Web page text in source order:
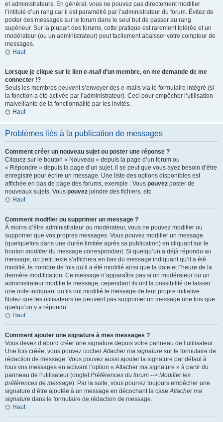
et administrateurs. En général, vous ne pouvez pas directement modifier
l’intitulé d’un rang car il est paramétré par l’administrateur du forum. Évitez de
poster des messages sur le forum dans le seul but de passer au rang
supérieur. Sur la plupart des forums, cette pratique est rarement tolérée et un
modérateur (ou un administrateur) peut facilement abaisser votre compteur de
messages.
Haut
Lorsque je clique sur le lien e-maild’un membre, on me demande de me
connecter !?
Seuls les membres peuvent s’envoyer des e-mails via le formulaire intégré (si
la fonction a été activée par l’administrateur). Ceci pour empêcher l’utilisation
malveillante de la fonctionnalité par les invités.
Haut
Problèmes liés à la publication de messages
Comment créer un nouveau sujet ou poster une réponse ?
Cliquez sur le bouton « Nouveau » depuis la page d’un forum ou
« Répondre » depuis la page d’un sujet. Il se peut que vous ayez besoin d’être
enregistré pour écrire un message. Une liste des options disponibles est
affichée en bas de page des forums, exemple : Vous pouvez poster de
nouveaux sujets, Vous pouvez joindre des fichiers, etc.
Haut
Comment modifier ou supprimer un message ?
À moins d’être administrateur ou modérateur, vous ne pouvez modifier ou
supprimer que vos propres messages. Vous pouvez modifier un message
(quelquefois dans une durée limitée après sa publication) en cliquant sur le
bouton modifierdu message correspondant. Si quelqu’un a déjà répondu au
message, un petit texte s’affichera en bas du message indiquant qu’il a été
modifié, le nombre de fois qu’il a été modifié ainsi que la date et l’heure de la
dernière modification. Ce message n’apparaîtra pas si un modérateur ou un
administrateur modifie le message, cependant ils ont la possibilité de laisser
une note indiquant qu’ils ont modifié le message de leur propre initiative.
Notez que les utilisateurs ne peuvent pas supprimer un message une fois que
quelqu’un y a répondu.
Haut
Comment ajouter une signature à mes messages ?
Vous devez d’abord créer une signature depuis votre panneau de l’utilisateur.
Une fois créée, vous pouvez cocherAttacher ma signature sur le formulaire de
rédaction de message. Vous pouvez aussi ajouter la signature par défaut à
tous vos messages en activant l’option « Attacher ma signature » à partir du
panneau de l’utilisateur (ongletPréférences du forum --> Modifier les
préférences de message). Par la suite, vous pourrez toujours empêcher une
signature d’être ajoutée à un message en décochant la caseAttacher ma
signature dans le formulaire de rédaction de message.
Haut